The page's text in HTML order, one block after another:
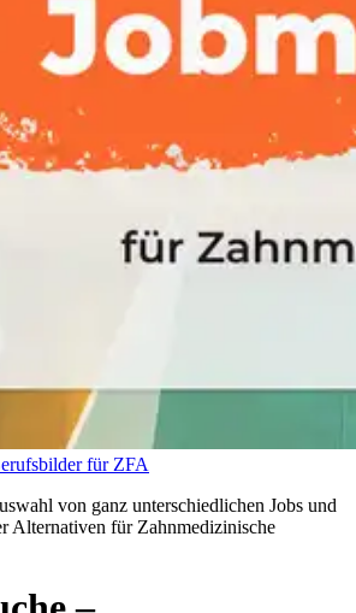
für ZFA
von ganz unterschiedlichen Jobs und
Alternativen für Zahnmedizinische